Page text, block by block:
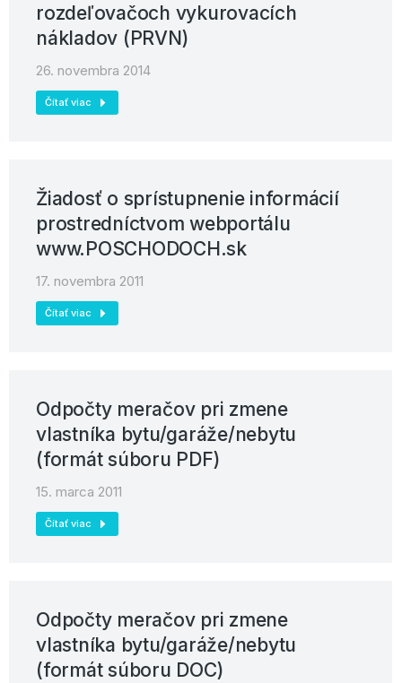
rozdeľovačoch vykurovacích
nákladov (PRVN)
26. novembra 2014
Čítať viac
Žiadosť o sprístupnenie informácií
prostredníctvom webportálu
www.POSCHODOCH.sk
17. novembra 2011
Čítať viac
Odpočty meračov pri zmene
vlastníka bytu/garáže/nebytu
(formát súboru PDF)
15. marca 2011
Čítať viac
Odpočty meračov pri zmene
vlastníka bytu/garáže/nebytu
(formát súboru DOC)